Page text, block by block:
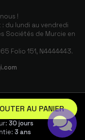
AU PANIER
30 jours
3 ans
!
du lundi au vendredi
Sociétés de Murcie en
Folio 151, N4444443.